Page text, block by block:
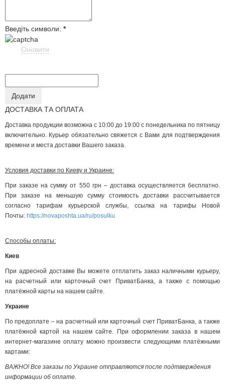
Введіть символи: *
Оновити
ДОСТАВКА ТА ОПЛАТА
Доставка продукции возможна с 10:00 до 19:00 с понедельника по пятницу
включительно. Курьер обязательно свяжется с Вами для подтверждения
времени и места доставки Вашего заказа.
Условия доставки по Киеву и Украине:
При заказе на сумму от 550 грн – доставка осуществляется бесплатно.
При заказе на меньшую сумму стоимость доставки рассчитывается
согласно тарифам курьерской службы, ссылка на тарифы Новой
Почты: https://novaposhta.ua/ru/posulku
Способы оплаты:
Киев
При адресной доставке Вы можете отплатить заказ наличными курьеру,
на расчетный или карточный счет ПриватБанка, а также с помощью
платёжной карты на нашем сайте.
Украине
По предоплате – на расчетный или карточный счет ПриватБанка, а также
платёжной картой на нашем сайте. При оформлении заказа в нашем
интернет-магазине оплату можно произвести следующими платёжными
картами:
ВАЖНО! Все заказы по Украине отправляются после подтверждения
информации об оплате.